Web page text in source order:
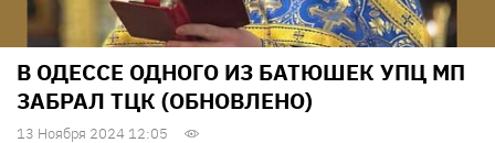
В ОДЕССЕ ОДНОГО ИЗ БАТЮШЕК УПЦ МП
ЗАБРАЛ ТЦК (ОБНОВЛЕНО)
13 Ноября 2024 12:05